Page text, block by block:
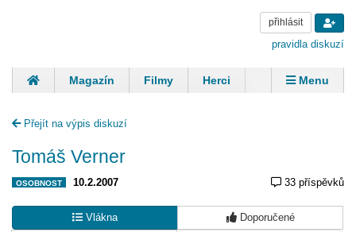
přihlásit
pravidla diskuzí
Magazín Filmy Herci
Zpěváci
Panovníci
Finančníci
Menu
Přejít na výpis diskuzí
Tomáš Verner
OSOBNOST 10.2.2007 33 příspěvků
Vlákna
Doporučené